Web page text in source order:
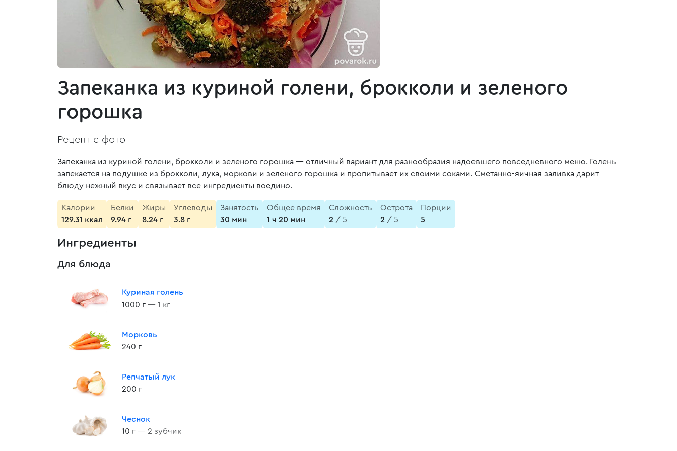
Запеканка из куриной голени, брокколи и зеленого
горошка
Рецепт с фото
Запеканка из куриной голени, брокколи и зеленого горошка — отличный вариант для разнообразия надоевшего повседневного меню. Голень
запекается на подушке из брокколи, лука, моркови и зеленого горошка и пропитывает их своими соками. Сметанно-яичная заливка дарит
блюду нежный вкус и связывает все ингредиенты воедино.
Калории
129.31 ккал
Белки
9.94 г
Жиры
8.24 г
Углеводы
3.8 г
Занятость
30 мин
Общее время
1 ч 20 мин
Сложность
2 / 5
Острота
2 / 5
Порции
5
Ингредиенты
Для блюда
Куриная голень
1000 г — 1 кг
Морковь
240 г
Репчатый лук
200 г
Чеснок
10 г — 2 зубчик